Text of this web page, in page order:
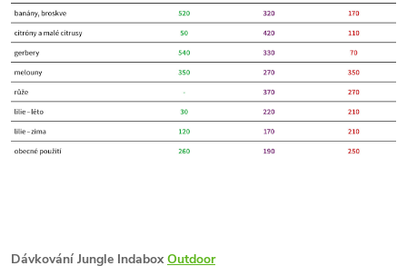
Dávkování Jungle IndaboxOutdoor